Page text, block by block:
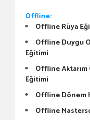
Offline:
Offline Rüya
Offline Duygu
Eğitimi
Offline Aktarım
Eğitimi
Offline Dönem
Offline